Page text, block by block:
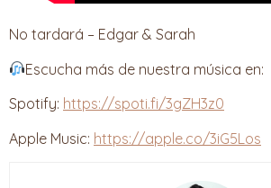
No tardará – Edgar & Sarah
Escucha más de nuestra música en:
Spotify: https://spoti.fi/3gZH3z0
Apple Music: https://apple.co/3iG5Los